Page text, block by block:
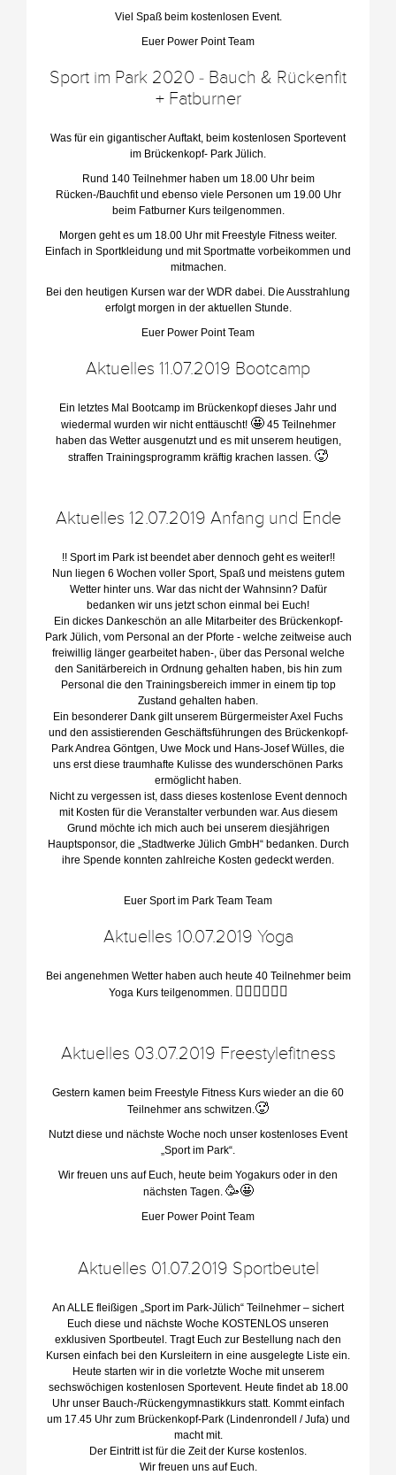
Viel Spaß beim kostenlosen Event.
Euer Power Point Team
Sport im Park 2020 - Bauch & Rückenfit
+ Fatburner
Was für ein gigantischer Auftakt, beim kostenlosen Sportevent
im Brückenkopf- Park Jülich.
Rund 140 Teilnehmer haben um 18.00 Uhr beim
Rücken-/Bauchfit und ebenso viele Personen um 19.00 Uhr
beim Fatburner Kurs teilgenommen.
Morgen geht es um 18.00 Uhr mit Freestyle Fitness weiter.
Einfach in Sportkleidung und mit Sportmatte vorbeikommen und
mitmachen.
Bei den heutigen Kursen war der WDR dabei. Die Ausstrahlung
erfolgt morgen in der aktuellen Stunde.
Euer Power Point Team
Aktuelles 11.07.2019 Bootcamp
Ein letztes Mal Bootcamp im Brückenkopf dieses Jahr und
wiedermal wurden wir nicht enttäuscht! 🤩45 Teilnehmer
haben das Wetter ausgenutzt und es mit unserem heutigen,
straffen Trainingsprogramm kräftig krachen lassen. 🥵
Aktuelles 12.07.2019 Anfang und Ende
!! Sport im Park ist beendet aber dennoch geht es weiter!!
Nun liegen 6 Wochen voller Sport, Spaß und meistens gutem
Wetter hinter uns. War das nicht der Wahnsinn? Dafür
bedanken wir uns jetzt schon einmal bei Euch!
Ein dickes Dankeschön an alle Mitarbeiter des Brückenkopf-
Park Jülich, vom Personal an der Pforte - welche zeitweise auch
freiwillig länger gearbeitet haben-, über das Personal welche
den Sanitärbereich in Ordnung gehalten haben, bis hin zum
Personal die den Trainingsbereich immer in einem tip top
Zustand gehalten haben.
Ein besonderer Dank gilt unserem Bürgermeister Axel Fuchs
und den assistierenden Geschäftsführungen des Brückenkopf-
Park Andrea Göntgen, Uwe Mock und Hans-Josef Wülles, die
uns erst diese traumhafte Kulisse des wunderschönen Parks
ermöglicht haben.
Nicht zu vergessen ist, dass dieses kostenlose Event dennoch
mit Kosten für die Veranstalter verbunden war. Aus diesem
Grund möchte ich mich auch bei unserem diesjährigen
Hauptsponsor, die „Stadtwerke Jülich GmbH“ bedanken. Durch
ihre Spende konnten zahlreiche Kosten gedeckt werden.
Euer Sport im Park Team Team
Aktuelles 10.07.2019 Yoga
Bei angenehmen Wetter haben auch heute 40 Teilnehmer beim
Yoga Kurs teilgenommen. 🧘🏼‍♂️ 🧘🏼‍♀️
Aktuelles 03.07.2019 Freestylefitness
Gestern kamen beim Freestyle Fitness Kurs wieder an die 60
Teilnehmer ans schwitzen.🥵
Nutzt diese und nächste Woche noch unser kostenloses Event
„Sport im Park“.
Wir freuen uns auf Euch, heute beim Yogakurs oder in den
nächsten Tagen. 🥳🤩
Euer Power Point Team
Aktuelles 01.07.2019 Sportbeutel
An ALLE fleißigen „Sport im Park-Jülich“ Teilnehmer – sichert
Euch diese und nächste Woche KOSTENLOS unseren
exklusiven Sportbeutel. Tragt Euch zur Bestellung nach den
Kursen einfach bei den Kursleitern in eine ausgelegte Liste ein.
Heute starten wir in die vorletzte Woche mit unserem
sechswöchigen kostenlosen Sportevent. Heute findet ab 18.00
Uhr unser Bauch-/Rückengymnastikkurs statt. Kommt einfach
um 17.45 Uhr zum Brückenkopf-Park (Lindenrondell / Jufa) und
macht mit.
Der Eintritt ist für die Zeit der Kurse kostenlos.
Wir freuen uns auf Euch.